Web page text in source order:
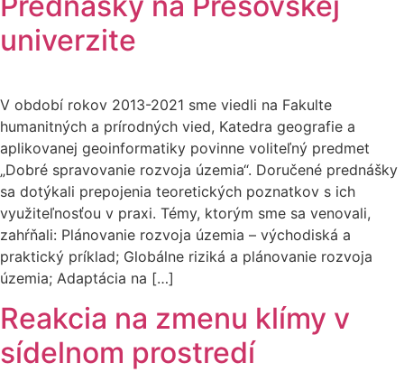
univerzite
V období rokov 2013-2021 sme viedli na Fakulte
humanitných a prírodných vied, Katedra geografie a
aplikovanej geoinformatiky povinne voliteľný predmet
„Dobré spravovanie rozvoja územia“. Doručené prednášky
sa dotýkali prepojenia teoretických poznatkov s ich
využiteľnosťou v praxi. Témy, ktorým sme sa venovali,
zahŕňali: Plánovanie rozvoja územia – východiská a
praktický príklad; Globálne riziká a plánovanie rozvoja
územia; Adaptácia na […]
Reakcia na zmenu klímy v
sídelnom prostredí